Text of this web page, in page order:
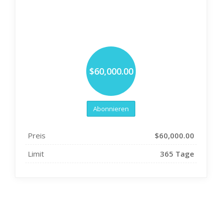
$60,000.00
Abonnieren
Preis
$60,000.00
Limit
365 Tage